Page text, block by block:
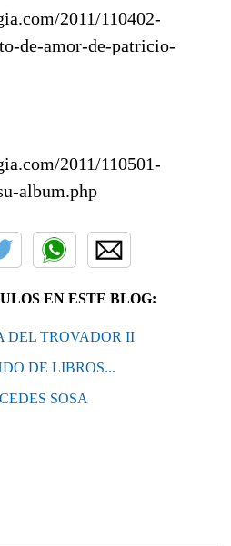
2011/110402-
de-amor-de-patricio-
2011/110501-
album.php
EN ESTE BLOG:
DEL TROVADOR II
DE LIBROS...
SOSA